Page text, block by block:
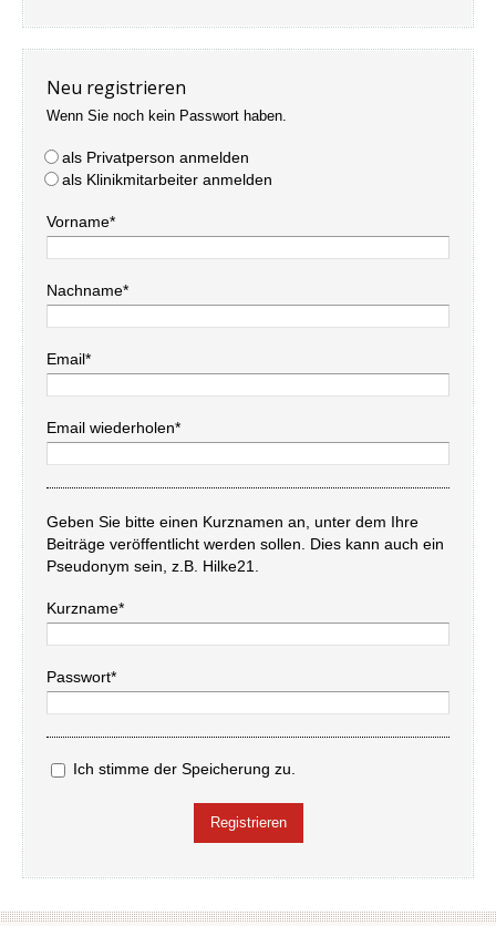
Neu registrieren
Wenn Sie noch kein Passwort haben.
als Privatperson anmelden
als Klinikmitarbeiter anmelden
Vorname*
Nachname*
Email*
Email wiederholen*
Geben Sie bitte einen Kurznamen an, unter dem Ihre
Beiträge veröffentlicht werden sollen. Dies kann auch ein
Pseudonym sein, z.B. Hilke21.
Kurzname*
Passwort*
Ich stimme der Speicherung zu.